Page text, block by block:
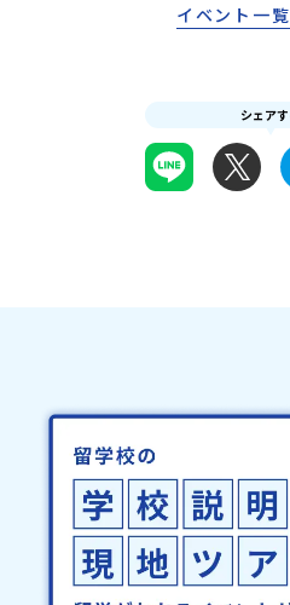
絡日：お支払いいただく旅行代金】
料・20日目-8日目：20％・7日目-2
どの状況等によって開催を見合わせ
は原則、開催日1週間前までにご連
に達しなかった場合は、開催日3週
にてご連絡いたします。・よくある
についてはこちらをご確認ください
BASE2階 その他所在地公式HP
合わせ先担当：小川・小原E-mail
地域留学体験」のプログラム開催情
ご登録ください♪地域みらい留学公
目途に、お申し込み時に記入いただ
の期日までにご回答いただけない場
連絡させていただきます。登録メー
合は下記の地域みらい留学公式
います。対応が必要な場合は必ず事
消や急遽参加できなくなった場合に
消しはご遠慮下さい。やむを得ない
務局までご連絡ください。・キャン
お取り消しの場合、以下のルールに
す。ご了承ください。プログラム開
【キャンセルのご連絡日：お支払い
あたる日以前：無料・20日目-8日
プログラム開始日の前日：40％・
イベント一
シェア